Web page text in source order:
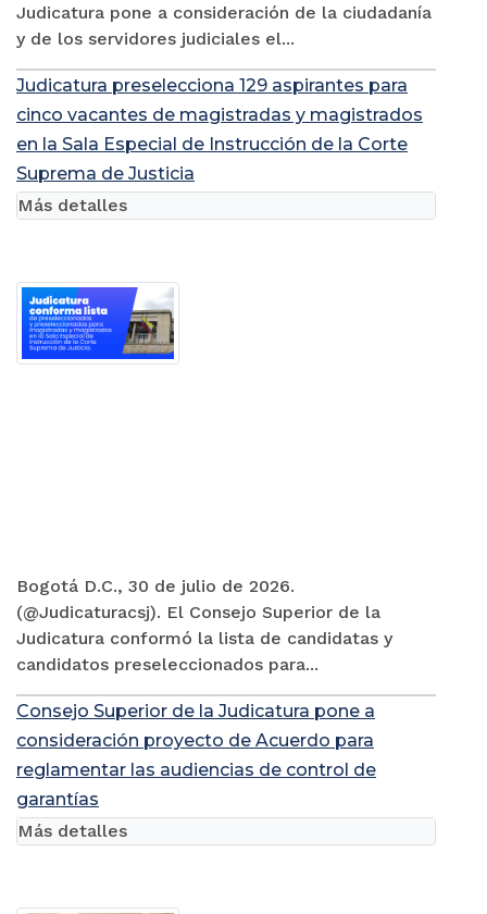
Judicatura pone a consideración de la ciudadanía
y de los servidores judiciales el...
Judicatura preselecciona 129 aspirantes para
cinco vacantes de magistradas y magistrados
en la Sala Especial de Instrucción de la Corte
Suprema de Justicia
Bogotá D.C., 30 de julio de 2026.
(@Judicaturacsj). El Consejo Superior de la
Judicatura conformó la lista de candidatas y
candidatos preseleccionados para...
Más detalles
Consejo Superior de la Judicatura pone a
consideración proyecto de Acuerdo para
reglamentar las audiencias de control de
garantías
Más detalles